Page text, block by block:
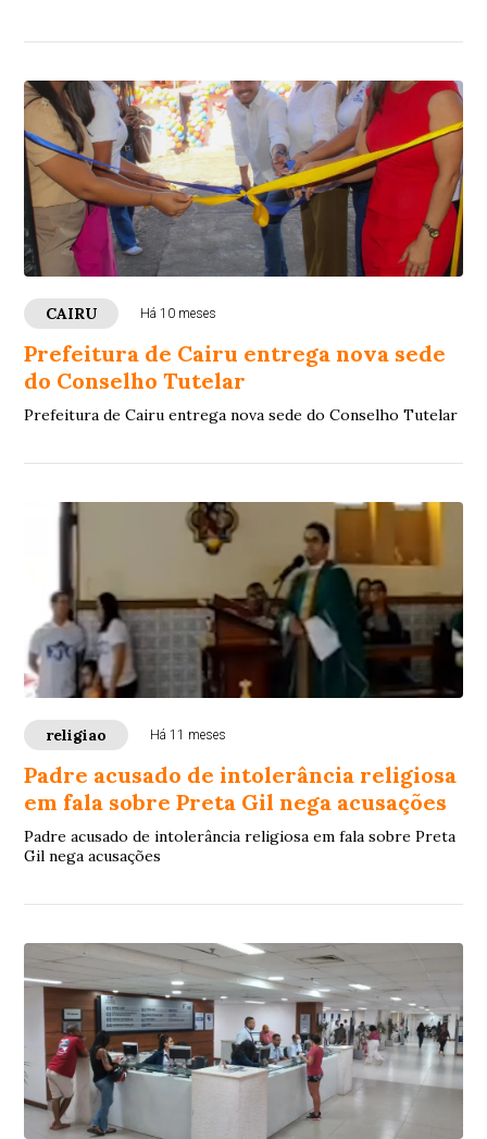
CAIRU Há 10 meses
Prefeitura de Cairu entrega nova sede
do Conselho Tutelar
Prefeitura de Cairu entrega nova sede do Conselho Tutelar
religiao Há 11 meses
Padre acusado de intolerância religiosa
em fala sobre Preta Gil nega acusações
Padre acusado de intolerância religiosa em fala sobre Preta
Gil nega acusações